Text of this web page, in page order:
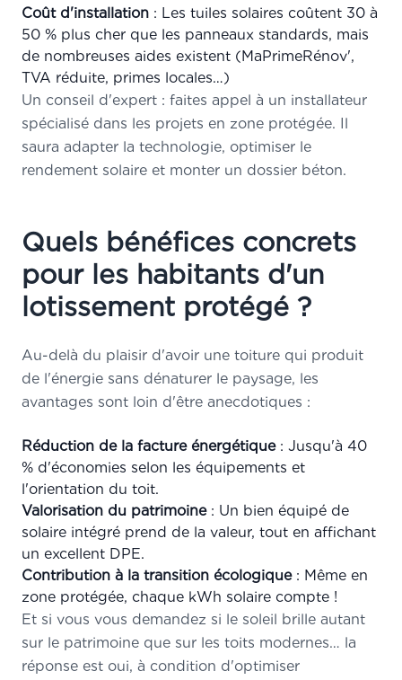
Coût d'installation : Les tuiles solaires coûtent 30 à
50 % plus cher que les panneaux standards, mais
de nombreuses aides existent (MaPrimeRénov',
TVA réduite, primes locales…)
Un conseil d'expert : faites appel à un installateur
spécialisé dans les projets en zone protégée. Il
saura adapter la technologie, optimiser le
rendement solaire et monter un dossier béton.
Quels bénéfices concrets
pour les habitants d'un
lotissement protégé ?
Au-delà du plaisir d'avoir une toiture qui produit
de l'énergie sans dénaturer le paysage, les
avantages sont loin d'être anecdotiques :
Réduction de la facture énergétique: Jusqu'à 40
% d'économies selon les équipements et
l'orientation du toit.
Valorisation du patrimoine: Un bien équipé de
solaire intégré prend de la valeur, tout en affichant
un excellent DPE.
Contribution à la transition écologique: Même en
zone protégée, chaque kWh solaire compte !
Et si vous vous demandez si le soleil brille autant
sur le patrimoine que sur les toits modernes… la
réponse est oui, à condition d'optimiser